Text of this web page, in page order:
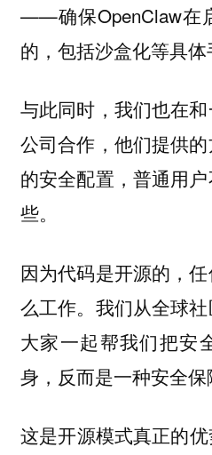
——确保OpenClaw在
的，包括沙盒化等具体
与此同时，我们也在
公司合作，他们提供
的安全配置，普通用
些。
因为代码是开源的，
么工作。我们从全球
大家一起帮我们把安
身，反而是一种安全保
这是开源模式真正的